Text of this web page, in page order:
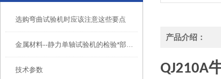
选购弯曲试验机时应该注意这些要点
技术参数
产品介绍：
QJ210A